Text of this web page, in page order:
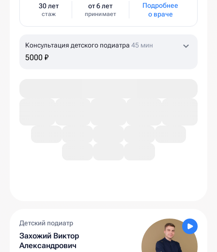
30 лет
стаж
от 6 лет
принимает
Подробнее
о враче
Консультация детского подиатра 45 мин
5000 ₽
Детский подиатр
Захожий Виктор
Александрович